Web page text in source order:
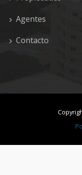
Agentes
Contacto